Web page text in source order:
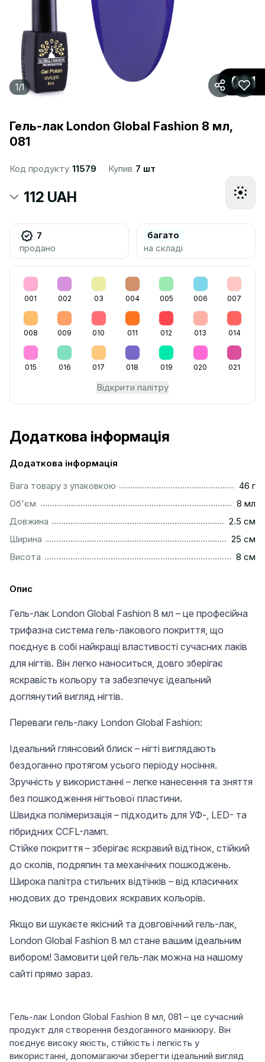
1/1
Гель-лак London Global Fashion 8 мл,
081
Код продукту 11579 Купив 7 шт
112 UAH
7
продано
багато
на складі
001 002 03 004 005 006 007
008 009 010 011 012 013 014
015 016 017 018 019 020 021
Відкрити палітру
Додаткова інформація
Додаткова інформація
Вага товару з упаковкою
46 г
Об'єм
8 мл
Довжина
2.5 см
Ширина
25 см
Висота
8 см
Опис
Гель-лак London Global Fashion 8 мл – це професійна
трифазна система гель-лакового покриття, що
поєднує в собі найкращі властивості сучасних лаків
для нігтів. Він легко наноситься, довго зберігає
яскравість кольору та забезпечує ідеальний
доглянутий вигляд нігтів.
Переваги гель-лаку London Global Fashion:
Ідеальний глянсовий блиск – нігті виглядають
бездоганно протягом усього періоду носіння.
Зручність у використанні – легке нанесення та зняття
без пошкодження нігтьової пластини.
Швидка полімеризація – підходить для УФ-, LED- та
гібридних CCFL-ламп.
Стійке покриття – зберігає яскравий відтінок, стійкий
до сколів, подряпин та механічних пошкоджень.
Широка палітра стильних відтінків – від класичних
нюдових до трендових яскравих кольорів.
Якщо ви шукаєте якісний та довговічний гель-лак,
London Global Fashion 8 мл стане вашим ідеальним
вибором! Замовити цей гель-лак можна на нашому
сайті прямо зараз.
Гель-лак London Global Fashion 8 мл, 081 – це сучасний
продукт для створення бездоганного манікюру. Він
поєднує високу якість, стійкість і легкість у
використанні, допомагаючи зберегти ідеальний вигляд